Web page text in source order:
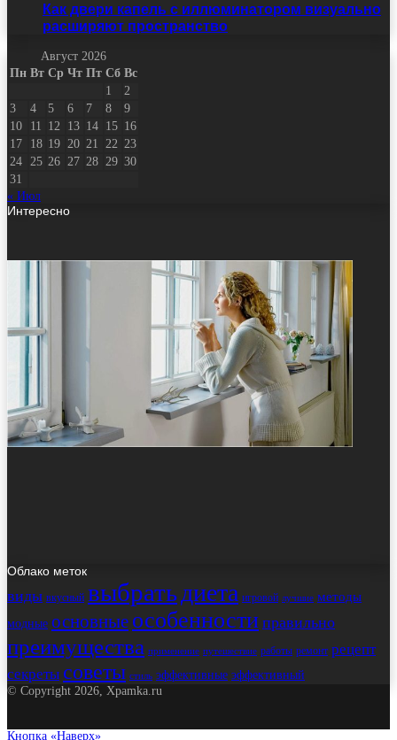
Как двери капель с иллюминатором визуально
расширяют пространство
Август 2026
Пн Вт Ср Чт Пт Сб Вс
1
2
3
4 5 6 7 8
9
10
11 12 13 14 15 16
17
18 19 20 21 22 23
24
25 26 27 28 29 30
31
« Июл
Интересно
Облако меток
виды вкусный выбратьдиета игровой лучшие методы
модные основные особенности правильно
преимущества применение путешествие работы ремонт рецепт
секреты советы стиль эффективные эффективный
© Copyright 2026, Xpamka.ru
Кнопка «Наверх»